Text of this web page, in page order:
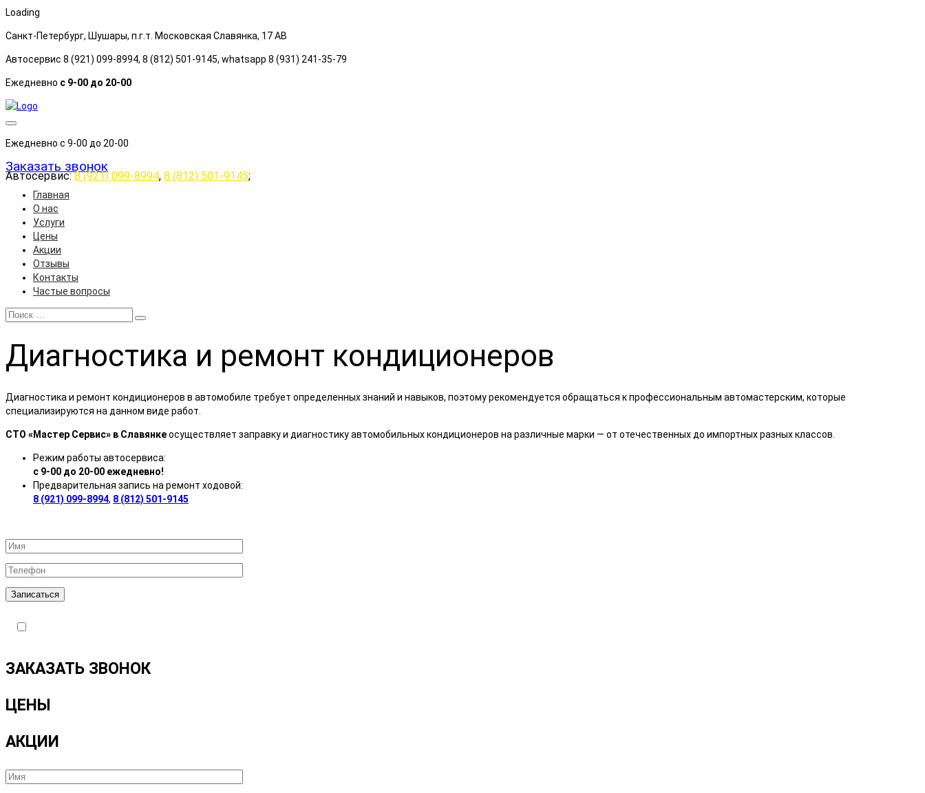
Loading
Санкт-Петербург, Шушары, п.г.т. Московская Славянка, 17 АB
Автосервис 8 (921) 099-8994, 8 (812) 501-9145, whatsapp 8 (931) 241-35-79
Ежедневно с 9-00 до 20-00
Ежедневно с 9-00 до 20-00
Заказать звонок
Автосервис:8 (921) 099-8994, 8 (812) 501-9145;
Главная
О нас
Услуги
Цены
Акции
Отзывы
Контакты
Частые вопросы
Диагностика и ремонт кондиционеров
Диагностика и ремонт кондиционеров в автомобиле требует определенных знаний и навыков, поэтому рекомендуется обращаться к профессиональным автомастерским, которые
специализируются на данном виде работ.
СТО «Мастер Сервис» в Славянкеосуществляет заправку и диагностику автомобильных кондиционеров на различные марки — от отечественных до импортных разных классов.
Режим работы автосервиса:
с 9-00 до 20-00 ежедневно!
Предварительная запись на ремонт ходовой:
8 (921) 099-8994, 8 (812) 501-9145
Записаться
ЗАКАЗАТЬ ЗВОНОК
ЦЕНЫ
АКЦИИ